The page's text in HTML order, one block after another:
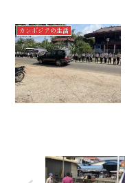
カンボジアの生活